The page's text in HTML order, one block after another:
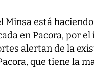
Minsa está
en Pacora, por
alertan de la
que tiene la